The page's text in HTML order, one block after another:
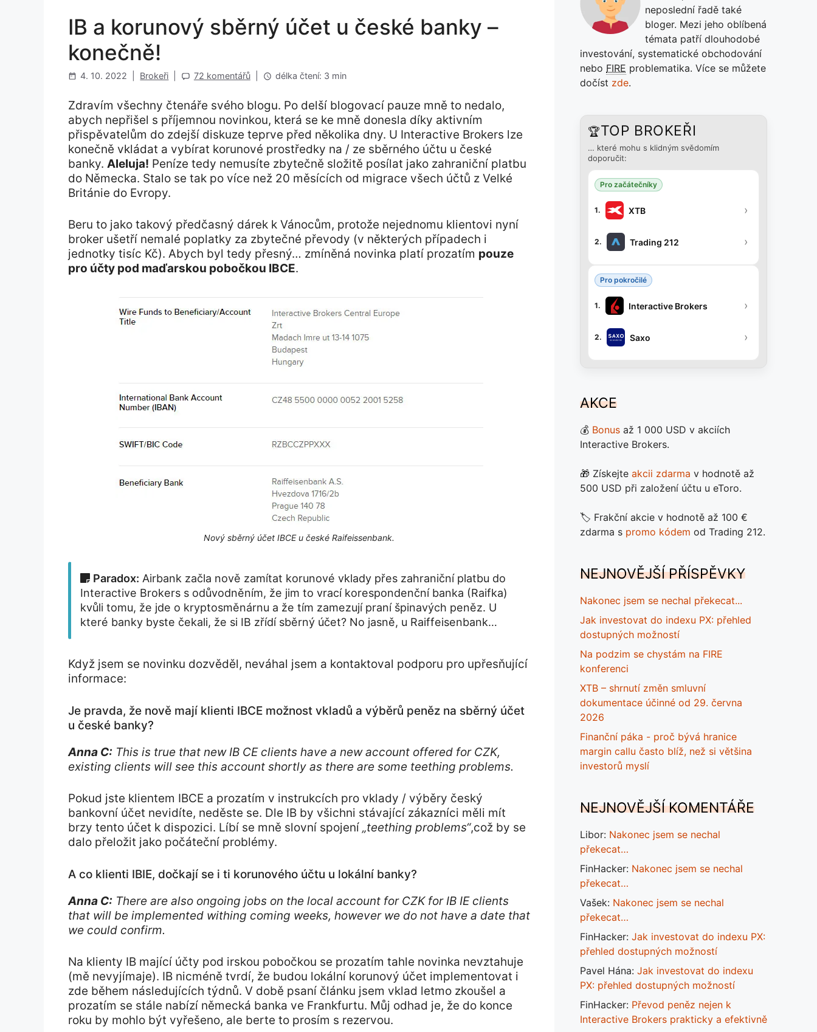
IB a korunový sběrný účet u české banky –
konečně!
4. 10. 2022 Brokeři 72 komentářů délka čtení: 3 min
Zdravím všechny čtenáře svého blogu. Po delší blogovací pauze mně to nedalo,
abych nepřišel s příjemnou novinkou, která se ke mně donesla díky aktivním
přispěvatelům do zdejší diskuze teprve před několika dny. U Interactive Brokers lze
konečně vkládat a vybírat korunové prostředky na / ze sběrného účtu u české
banky. Aleluja! Peníze tedy nemusíte zbytečně složitě posílat jako zahraniční platbu
do Německa. Stalo se tak po více než 20 měsících od migrace všech účtů z Velké
Británie do Evropy.
Beru to jako takový předčasný dárek k Vánocům, protože nejednomu klientovi nyní
broker ušetří nemalé poplatky za zbytečné převody (v některých případech i
jednotky tisíc Kč). Abych byl tedy přesný… zmíněná novinka platí prozatím pouze
pro účty pod maďarskou pobočkou IBCE.
Nový sběrný účet IBCE u české Raifeissenbank.
Paradox: Airbank začla nově zamítat korunové vklady přes zahraniční platbu do
Interactive Brokers s odůvodněním, že jim to vrací korespondenční banka (Raifka)
kvůli tomu, že jde o kryptosměnárnu a že tím zamezují praní špinavých peněz. U
které banky byste čekali, že si IB zřídí sběrný účet? No jasně, u Raiffeisenbank…
Když jsem se novinku dozvěděl, neváhal jsem a kontaktoval podporu pro upřesňující
informace:
Je pravda, že nově mají klienti IBCE možnost vkladů a výběrů peněz na sběrný účet
u české banky?
Anna C: This is true that new IB CE clients have a new account offered for CZK,
existing clients will see this account shortly as there are some teething problems.
Pokud jste klientem IBCE a prozatím v instrukcích pro vklady / výběry český
bankovní účet nevidíte, neděste se. Dle IB by všichni stávající zákazníci měli mít
brzy tento účet k dispozici. Líbí se mně slovní spojení „teething problems“,což by se
dalo přeložit jako počáteční problémy.
A co klienti IBIE, dočkají se i ti korunového účtu u lokální banky?
Anna C: There are also ongoing jobs on the local account for CZK for IB IE clients
that will be implemented withing coming weeks, however we do not have a date that
we could confirm.
Na klienty IB mající účty pod irskou pobočkou se prozatím tahle novinka nevztahuje
(mě nevyjímaje). IB nicméně tvrdí, že budou lokální korunový účet implementovat i
zde během následujících týdnů. V době psaní článku jsem vklad letmo zkoušel a
prozatím se stále nabízí německá banka ve Frankfurtu. Můj odhad je, že do konce
roku by mohlo být vyřešeno, ale berte to prosím s rezervou.
neposlední řadě také
bloger. Mezi jeho oblíbená
témata patří dlouhodobé
investování, systematické obchodování
nebo FIRE problematika. Více se můžete
dočíst zde.
🏆TOP BROKEŘI
… které mohu s klidným svědomím
doporučit:
Pro začátečníky
1. XTB ›
2. Trading 212 ›
Pro pokročilé
1. Interactive Brokers ›
2. Saxo ›
AKCE
💰 Bonus až 1 000 USD v akciích
Interactive Brokers.
🎁 Získejte akcii zdarma v hodnotě až
500 USD při založení účtu u eToro.
🏷️ Frakční akcie v hodnotě až 100 €
zdarma s promo kódem od Trading 212.
NEJNOVĚJŠÍ PŘÍSPĚVKY
Nakonec jsem se nechal překecat...
Jak investovat do indexu PX: přehled
dostupných možností
Na podzim se chystám na FIRE
konferenci
XTB – shrnutí změn smluvní
dokumentace účinné od 29. června
2026
Finanční páka - proč bývá hranice
margin callu často blíž, než si většina
investorů myslí
NEJNOVĚJŠÍ KOMENTÁŘE
Libor: Nakonec jsem se nechal
překecat…
FinHacker: Nakonec jsem se nechal
překecat…
Vašek: Nakonec jsem se nechal
překecat…
FinHacker: Jak investovat do indexu PX:
přehled dostupných možností
Pavel Hána: Jak investovat do indexu
PX: přehled dostupných možností
FinHacker: Převod peněz nejen k
Interactive Brokers prakticky a efektivně